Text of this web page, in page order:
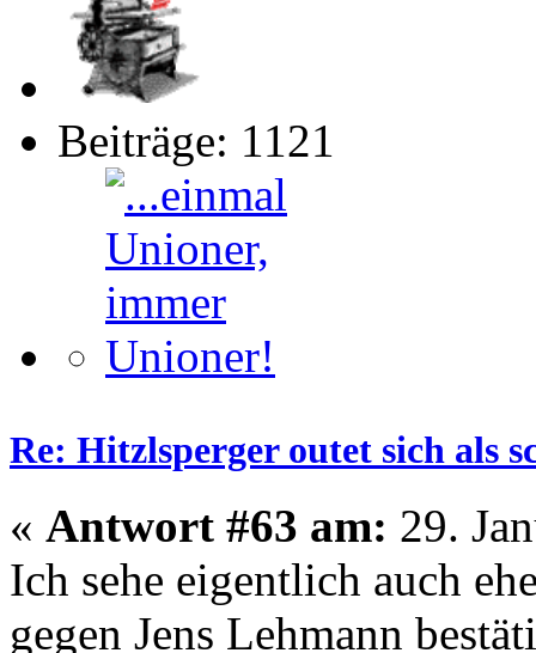
Beiträge: 1121
Re: Hitzlsperger outet sich als
« Antwort #63 am: 29.
Ich sehe eigentlich auch
gegen Jens Lehmann